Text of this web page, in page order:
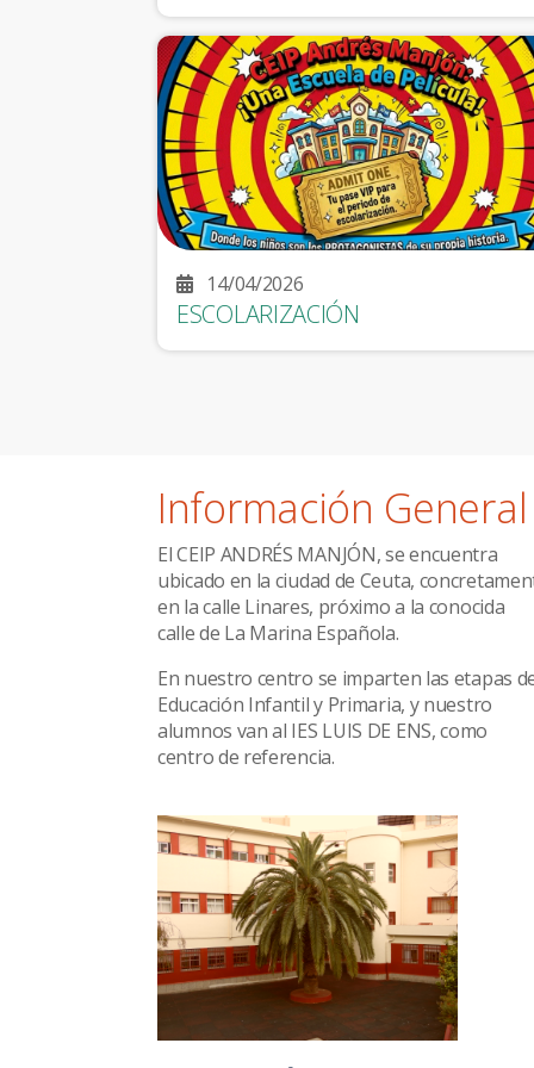
14/04/2026
ESCOLARIZACIÓN
Información General
El CEIP ANDRÉS MANJÓN, se encuentra
ubicado en la ciudad de Ceuta,
en la calle Linares, próximo a la conocida
calle de La Marina Española.
En nuestro centro se imparten las etapas
Educación Infantil y Primaria, y nuestro
alumnos van al IES LUIS DE ENS, como
centro de referencia.